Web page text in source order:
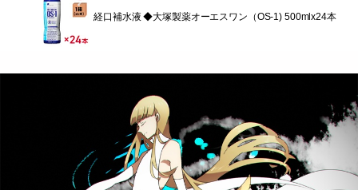
経口補水液 ◆大塚製薬オーエスワン（OS-1) 500mlx24本